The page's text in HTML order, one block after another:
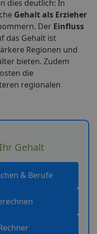
dies deutlich: In
Gehalt als Erzieher
Der Einfluss
das Gehalt ist
Regionen und
bieten. Zudem
die
regionalen
Gehalt
& Berufe